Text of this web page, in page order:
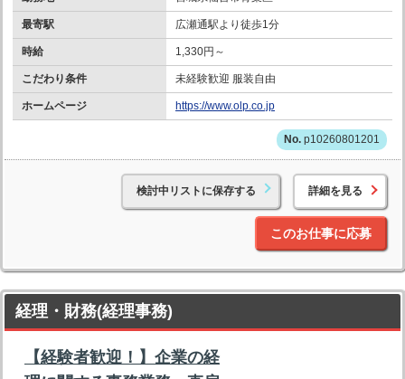
最寄駅 広瀬通駅より徒歩1分
時給 1,330円～
こだわり条件 未経験歓迎 服装自由
ホームページ https://www.olp.co.jp
p10260801201
検討中リストに保存する 詳細を見る
このお仕事に応募
経理・財務(経理事務)
【経験者歓迎！】企業の経